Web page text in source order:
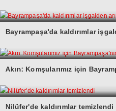
Bayrampaşa'da kaldırımlar
Akın: Komşularımız için
Nilüfer'de kaldırımlar temizlendi